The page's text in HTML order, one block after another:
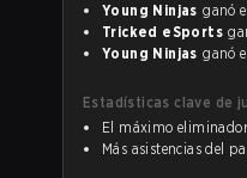
Young Ninjas
Tricked eSports
Young Ninjas
Estadísticas clave de
El máximo
Más asistencias del